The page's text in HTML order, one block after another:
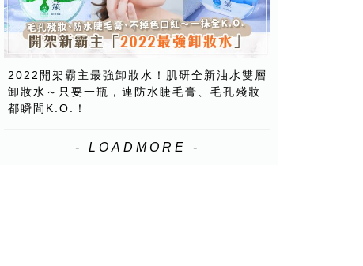
2022開架霸主最強卸妝水！肌研全新油水雙層
卸妝水～只要一瓶，連防水睫毛膏、毛孔殘妝
都瞬間K.O.！
- LOADMORE -